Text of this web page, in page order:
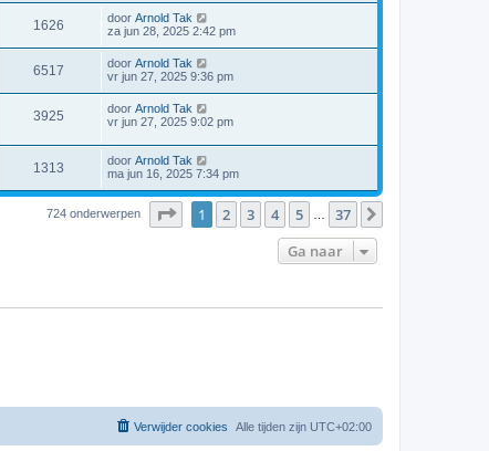
1626 door Arnold Tak
za jun 28, 2025 2:42 pm
6517 door Arnold Tak
vr jun 27, 2025 9:36 pm
3925 door Arnold Tak
vr jun 27, 2025 9:02 pm
1313 door Arnold Tak
ma jun 16, 2025 7:34 pm
724 onderwerpen Pagina1 van 37
1 2 3 4 5 37
Ga naar
Alle tijden zijn UTC+02:00
Verwijder cookies